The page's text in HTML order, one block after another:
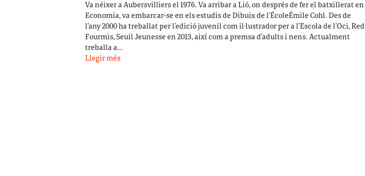
Va néixer a Aubersvilliers el 1976. Va arribar a Lió, on després de fer el batxillerat en
Economia, va embarcar-se en els estudis de Dibuix de l’ÉcoleÉmile Cohl. Des de
l’any 2000 ha treballat per l’edició juvenil com il·lustrador per a l’Escola de l’Oci, Red
Fourmis, Seuil Jeunesse en 2013, així com a premsa d’adults i nens. Actualment
treballa a…
Llegir més